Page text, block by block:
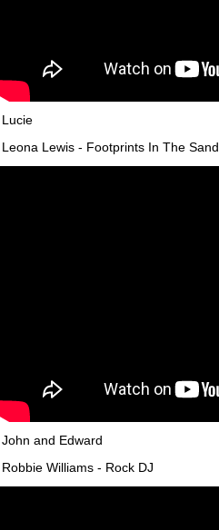
Lucie
Leona Lewis - Footprints In The Sand
John and Edward
Robbie Williams - Rock DJ